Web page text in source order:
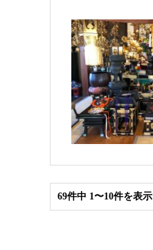
69件中 1〜10件を表示